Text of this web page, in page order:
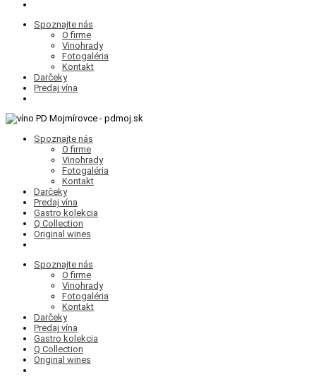
Spoznajte nás
O firme
Vinohrady
Fotogaléria
Kontakt
Darčeky
Predaj vína
Spoznajte nás
O firme
Vinohrady
Fotogaléria
Kontakt
Darčeky
Predaj vína
Gastro kolekcia
Q Collection
Original wines
Spoznajte nás
O firme
Vinohrady
Fotogaléria
Kontakt
Darčeky
Predaj vína
Gastro kolekcia
Q Collection
Original wines